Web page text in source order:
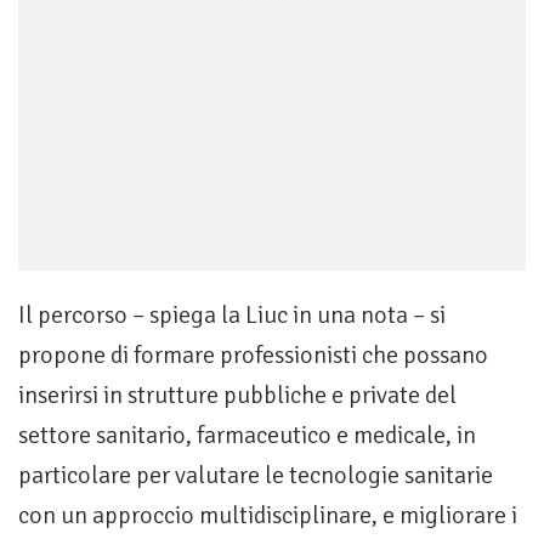
Il percorso – spiega la Liuc in una nota – si
propone di formare professionisti che possano
inserirsi in strutture pubbliche e private del
settore sanitario, farmaceutico e medicale, in
particolare per valutare le tecnologie sanitarie
con un approccio multidisciplinare, e migliorare i